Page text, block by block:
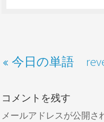
今日の単語
コメントを残す
メールアドレスが公開さ